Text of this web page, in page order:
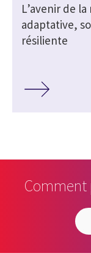
L’avenir de
adaptative,
résiliente
Comment